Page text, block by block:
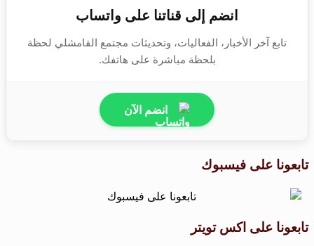
انضم إلى قناتنا على واتساب
تابع آخر الأخبار، الفعاليات، وتحديثات مجتمع القامشلي لحظة
بلحظة مباشرة على هاتفك.
انضم الآن
تابعونا على فيسبوك
تابعونا على اكس تويتر